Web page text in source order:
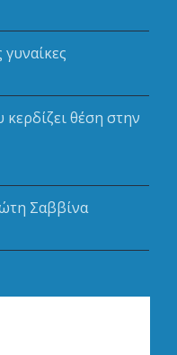
γυναίκες
θέση στην
Σαββίνα